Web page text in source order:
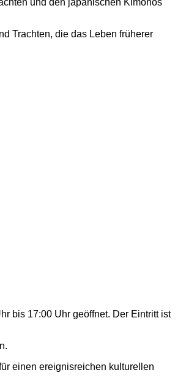
Trachten, die das Leben früherer
bis 17:00 Uhr geöffnet. Der Eintritt ist
einen ereignisreichen kulturellen